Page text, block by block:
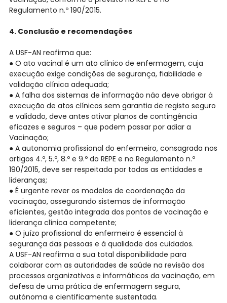
Regulamento n.º 190/2015.
4. Conclusão e recomendações
A USF-AN reafirma que:
● O ato vacinal é um ato clínico de enfermagem, cuja
execução exige condições de segurança, fiabilidade e
validação clínica adequada;
● A falha dos sistemas de informação não deve obrigar à
execução de atos clínicos sem garantia de registo seguro
e validado, deve antes ativar planos de contingência
eficazes e seguros – que podem passar por adiar a
Vacinação;
● A autonomia profissional do enfermeiro, consagrada nos
artigos 4.º, 5.º, 8.º e 9.º do REPE e no Regulamento n.º
190/2015, deve ser respeitada por todas as entidades e
lideranças;
● É urgente rever os modelos de coordenação da
vacinação, assegurando sistemas de informação
eficientes, gestão integrada dos pontos de vacinação e
liderança clínica competente;
● O juízo profissional do enfermeiro é essencial à
segurança das pessoas e à qualidade dos cuidados.
A USF-AN reafirma a sua total disponibilidade para
colaborar com as autoridades de saúde na revisão dos
processos organizativos e informáticos da vacinação, em
defesa de uma prática de enfermagem segura,
autónoma e cientificamente sustentada.